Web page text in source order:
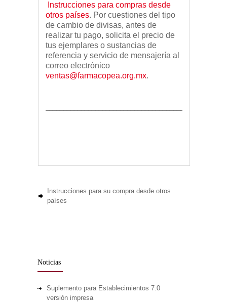
Instrucciones para compras desde
otros países. Por cuestiones del tipo
de cambio de divisas, antes de
realizar tu pago, solicita el precio de
tus ejemplares o sustancias de
referencia y servicio de mensajería al
correo electrónico
ventas@farmacopea.org.mx.
Instrucciones para su compra desde otros
países
Noticias
Suplemento para Establecimientos 7.0
versión impresa